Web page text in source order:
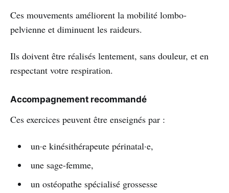
Ces mouvements améliorent la mobilité lombo-
pelvienne et diminuent les raideurs.
Ils doivent être réalisés lentement, sans douleur, et en
respectant votre respiration.
Accompagnement recommandé
Ces exercices peuvent être enseignés par :
un·e kinésithérapeute périnatal·e,
une sage-femme,
un ostéopathe spécialisé grossesse